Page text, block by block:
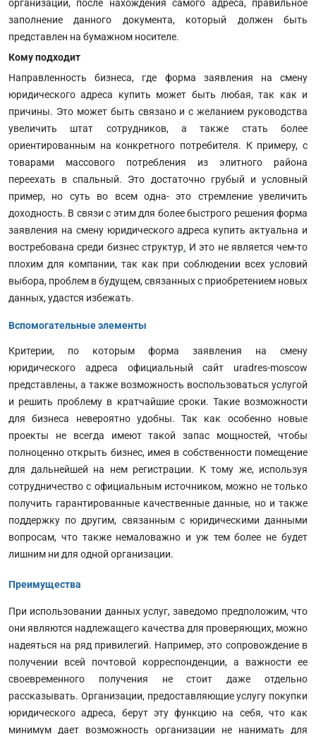
организации, после нахождения самого адреса, правильное
заполнение данного документа, который должен быть
представлен на бумажном носителе.
Кому подходит
Направленность бизнеса, где форма заявления на смену
юридического адреса купить может быть любая, так как и
причины. Это может быть связано и с желанием руководства
увеличить штат сотрудников, а также стать более
ориентированным на конкретного потребителя. К примеру, с
товарами массового потребления из элитного района
переехать в спальный. Это достаточно грубый и условный
пример, но суть во всем одна- это стремление увеличить
доходность. В связи с этим для более быстрого решения форма
заявления на смену юридического адреса купить актуальна и
востребована среди бизнес структур. И это не является чем-то
плохим для компании, так как при соблюдении всех условий
выбора, проблем в будущем, связанных с приобретением новых
данных, удастся избежать.
Вспомогательные элементы
Критерии, по которым форма заявления на смену
юридического адреса официальный сайт uradres-moscow
представлены, а также возможность воспользоваться услугой
и решить проблему в кратчайшие сроки. Такие возможности
для бизнеса невероятно удобны. Так как особенно новые
проекты не всегда имеют такой запас мощностей, чтобы
полноценно открыть бизнес, имея в собственности помещение
для дальнейшей на нем регистрации. К тому же, используя
сотрудничество с официальным источником, можно не только
получить гарантированные качественные данные, но и также
поддержку по другим, связанным с юридическими данными
вопросам, что также немаловажно и уж тем более не будет
лишним ни для одной организации.
Преимущества
При использовании данных услуг, заведомо предположим, что
они являются надлежащего качества для проверяющих, можно
надеяться на ряд привилегий. Например, это сопровождение в
получении всей почтовой корреспонденции, а важности ее
своевременного получения не стоит даже отдельно
рассказывать. Организации, предоставляющие услугу покупки
юридического адреса, берут эту функцию на себя, что как
минимум дает возможность организации не нанимать для